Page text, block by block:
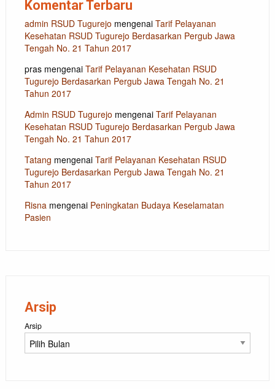
Komentar Terbaru
admin RSUD Tugurejo mengenai Tarif Pelayanan
Kesehatan RSUD Tugurejo Berdasarkan Pergub Jawa
Tengah No. 21 Tahun 2017
prasmengenai Tarif Pelayanan Kesehatan RSUD
Tugurejo Berdasarkan Pergub Jawa Tengah No. 21
Tahun 2017
Admin RSUD Tugurejo mengenai Tarif Pelayanan
Kesehatan RSUD Tugurejo Berdasarkan Pergub Jawa
Tengah No. 21 Tahun 2017
Tatang mengenai Tarif Pelayanan Kesehatan RSUD
Tugurejo Berdasarkan Pergub Jawa Tengah No. 21
Tahun 2017
Risnamengenai Peningkatan Budaya Keselamatan
Pasien
Arsip
Arsip